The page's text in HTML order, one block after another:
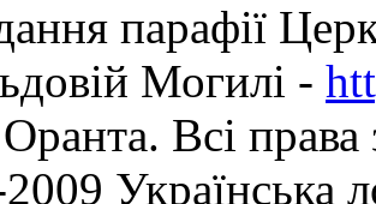
парафії
Могилі -
Всі
Українська